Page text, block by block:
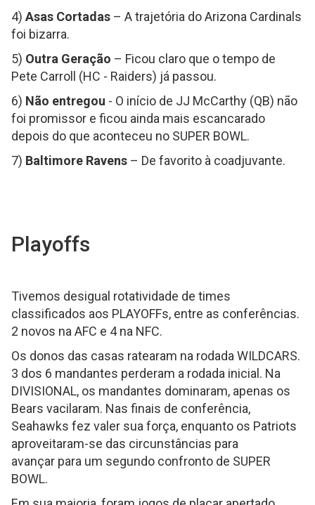
4) Asas Cortadas – A trajetória do Arizona Cardinals
foi bizarra.
5) Outra Geração – Ficou claro que o tempo de
Pete Carroll (HC - Raiders) já passou.
6) Não entregou - O início de JJ McCarthy (QB) não
foi promissor e ficou ainda mais escancarado
depois do que aconteceu no SUPER BOWL.
7) Baltimore Ravens – De favorito à coadjuvante.
Playoffs
Tivemos desigual rotatividade de times
classificados aos PLAYOFFs, entre as conferências.
2 novos na AFC e 4 na NFC.
Os donos das casas ratearam na rodada WILDCARS.
3 dos 6 mandantes perderam a rodada inicial. Na
DIVISIONAL, os mandantes dominaram, apenas os
Bears vacilaram. Nas finais de conferência,
Seahawks fez valer sua força, enquanto os Patriots
aproveitaram-se das circunstâncias para
avançar para um segundo confronto de SUPER
BOWL.